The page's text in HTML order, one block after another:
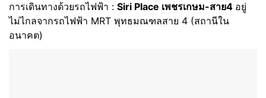
การเดินทางด้วยรถไฟฟ้า : Siri Place เพชรเกษม-สาย4 อยู่
ไม่ไกลจากรถไฟฟ้า MRT พุทธมณฑลสาย 4 (สถานีใน
อนาคต)